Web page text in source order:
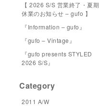
【 2026 S/S 営業終了・夏期
休業のお知らせ – gufo 】
『Information – gufo』
『gufo – Vintage』
『gufo presents STYLED
2026 S/S』
Category
2011 A/W